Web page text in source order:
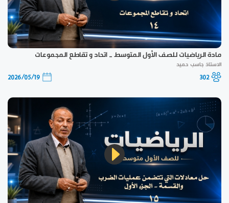
مادة الرياضيات للصف الأول المتوسط _ اتحاد و تقاطع المجموعات
الاستاذ جاسب حميد
302
2026/05/19